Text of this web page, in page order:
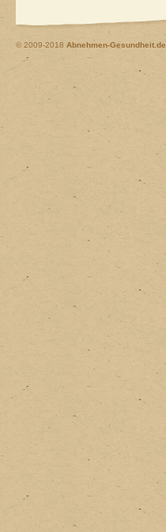
© 2009-2018 Abnehmen-Gesundheit.de